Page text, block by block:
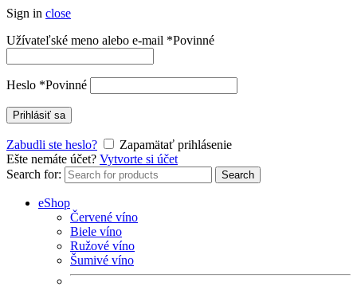
Sign in close
Užívateľské meno alebo e-mail *Povinné
Heslo *Povinné
Prihlásiť sa
Zabudli ste heslo?
Zapamätať prihlásenie
Ešte nemáte účet? Vytvorte si účet
Search for:
Search
eShop
Červené víno
Biele víno
Ružové víno
Šumivé víno